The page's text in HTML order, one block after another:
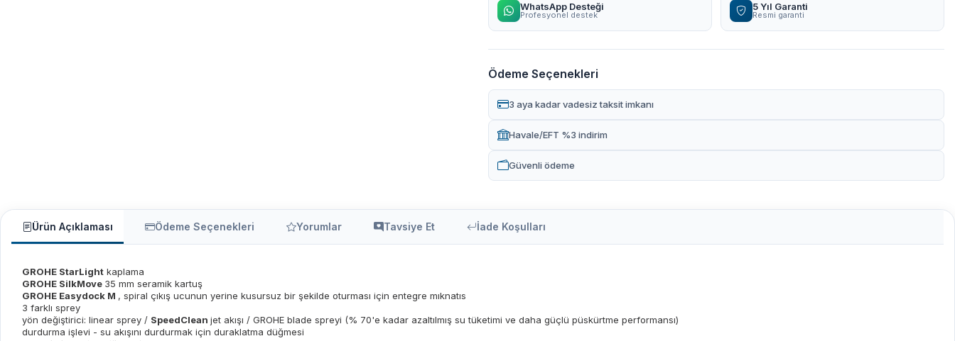
WhatsApp Desteği
Profesyonel destek
5 Yıl Garanti
Resmi garanti
Ödeme Seçenekleri
3 aya kadar vadesiz taksit imkanı
Havale/EFT %3 indirim
Güvenli ödeme
Ürün Açıklaması Ödeme Seçenekleri Yorumlar Tavsiye Et İade Koşulları
GROHE StarLight kaplama
GROHE SilkMove 35 mm seramik kartuş
GROHE Easydock M , spiral çıkış ucunun yerine kusursuz bir şekilde oturması için entegre mıknatıs
3 farklı sprey
yön değiştirici: linear sprey / SpeedClean jet akışı / GROHE blade spreyi (% 70'e kadar azaltılmış su tüketimi ve daha güçlü püskürtme performansı)
durdurma işlevi - su akışını durdurmak için duraklatma düğmesi